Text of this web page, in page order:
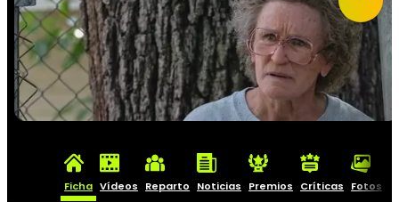
Ficha Vídeos Reparto Noticias Premios Críticas Fotos